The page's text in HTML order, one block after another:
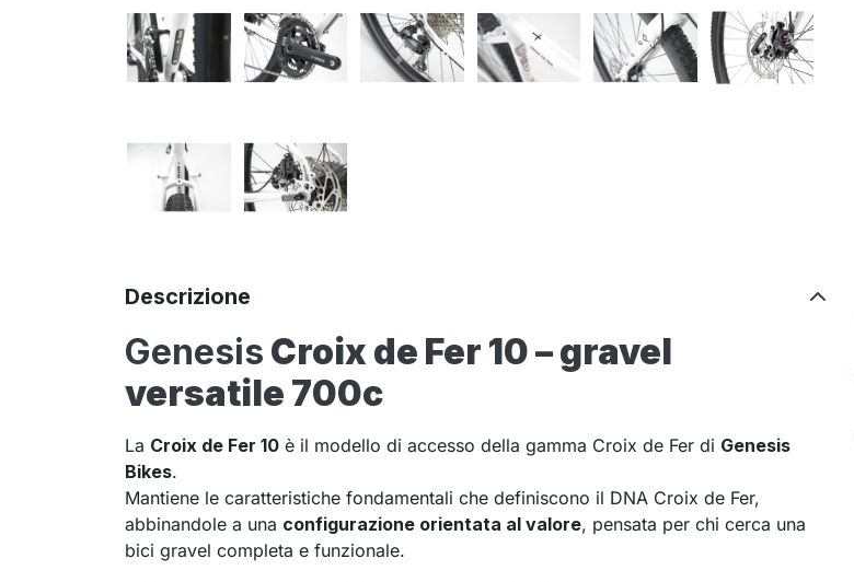
Descrizione
Genesis Croix de Fer 10 – gravel
versatile 700c
La Croix de Fer 10 è il modello di accesso della gamma Croix de Fer di Genesis
Bikes.
Mantiene le caratteristiche fondamentali che definiscono il DNA Croix de Fer,
abbinandole a una configurazione orientata al valore, pensata per chi cerca una
bici gravel completa e funzionale.